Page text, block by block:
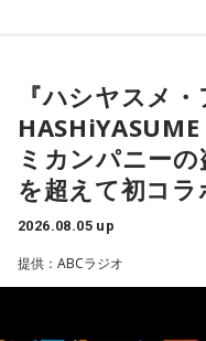
◆「会社は宇宙なんです
企業理念として掲げる
て、「まだ大人に見つ
て、社会との接点をつく
プで将来スターになる若
森下圭子さんは、ムー
ランドへ渡りました。
んて前衛的な文学なん
る文化や社会を知りた
たと振り返ります。現在
ンドの暮らしや文化を発
森下さんが初めてフィ
率も世界トップクラス
『ハシヤスメ
ミカンパニー
を超えて初コラ
2026.08.05 up
提供：ABCラジオ